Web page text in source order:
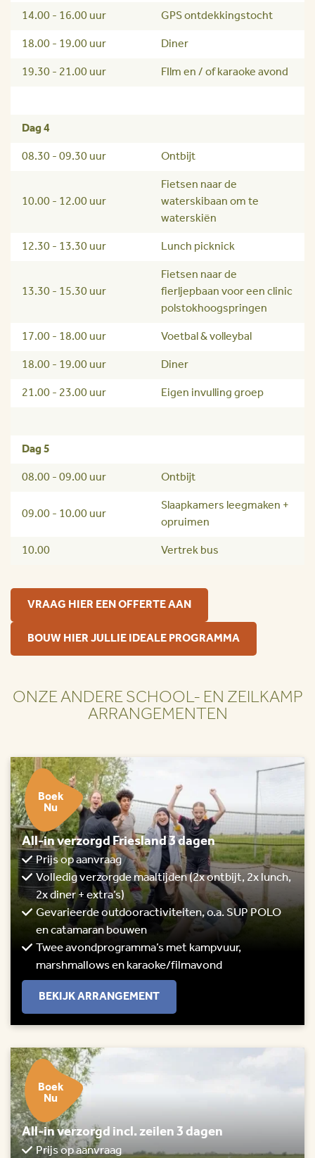
14.00 - 16.00 uur
GPS ontdekkingstocht
18.00 - 19.00 uur
Diner
19.30 - 21.00 uur
FIlm en / of karaoke avond
Dag 4
08.30 - 09.30 uur
Ontbijt
10.00 - 12.00 uur
Fietsen naar de
waterskibaan om te
waterskiën
12.30 - 13.30 uur
Lunch picknick
13.30 - 15.30 uur
Fietsen naar de
fierljepbaan voor een clinic
polstokhoogspringen
17.00 - 18.00 uur
Voetbal & volleybal
18.00 - 19.00 uur
Diner
21.00 - 23.00 uur
Eigen invulling groep
Dag 5
08.00 - 09.00 uur
Ontbijt
09.00 - 10.00 uur
Slaapkamers leegmaken +
opruimen
10.00
Vertrek bus
VRAAG HIER EEN OFFERTE AAN
BOUW HIER JULLIE IDEALE PROGRAMMA
ONZE ANDERE SCHOOL- EN ZEILKAMP
ARRANGEMENTEN
Boek
Nu
All-in verzorgd Friesland 3 dagen
Prijs op aanvraag
Volledig verzorgde maaltijden (2x ontbijt, 2x lunch,
2x diner + extra’s)
Gevarieerde outdooractiviteiten, o.a. SUP POLO
en catamaran bouwen
Twee avondprogramma’s met kampvuur,
marshmallows en karaoke/filmavond
BEKIJK ARRANGEMENT
Boek
Nu
All-in verzorgd incl. zeilen 3 dagen
Prijs op aanvraag